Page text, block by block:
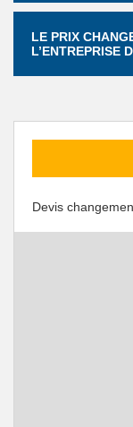
LE PRIX
L’ENTREPRISE
Devis